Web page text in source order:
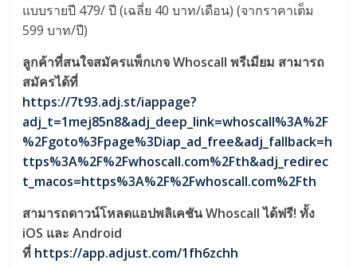
แบบรายปี 479/ ปี (เฉลี่ย 40 บาท/เดือน) (จากราคาเต็ม
599 บาท/ปี)
ลูกค้าที่สนใจสมัครแพ็กเกจ Whoscall พรีเมียม สามารถ
สมัครได้ที่
https://7t93.adj.st/iappage?
adj_t=1mej85n8&adj_deep_link=whoscall%3A%2F
%2Fgoto%3Fpage%3Diap_ad_free&adj_fallback=h
ttps%3A%2F%2Fwhoscall.com%2Fth&adj_redirec
t_macos=https%3A%2F%2Fwhoscall.com%2Fth
สามารถดาวน์โหลดแอปพลิเคชัน Whoscall ได้ฟรี! ทั้ง
iOS และ Android
ที่ https://app.adjust.com/1fh6zchh